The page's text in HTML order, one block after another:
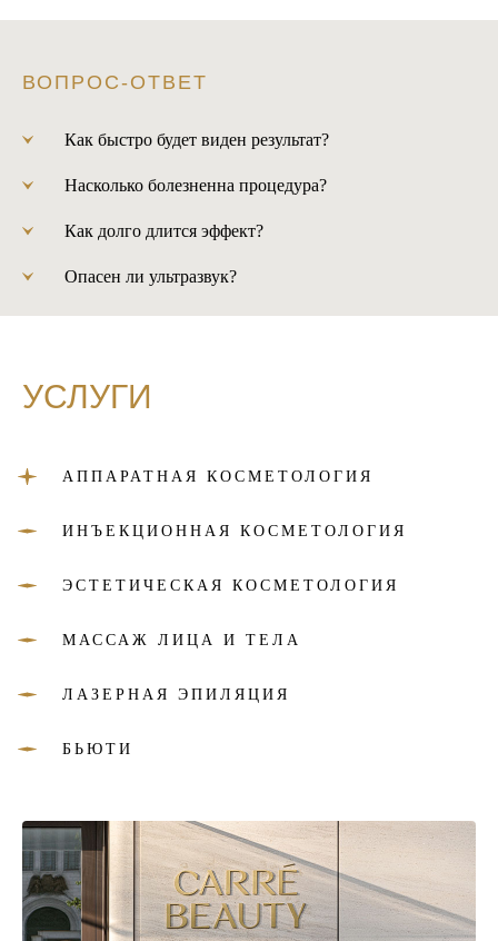
ВОПРОС-ОТВЕТ
Как быстро будет виден результат?
Насколько болезненна процедура?
Как долго длится эффект?
Опасен ли ультразвук?
УСЛУГИ
АППАРАТНАЯ КОСМЕТОЛОГИЯ
ИНЪЕКЦИОННАЯ КОСМЕТОЛОГИЯ
ЭСТЕТИЧЕСКАЯ КОСМЕТОЛОГИЯ
МАССАЖ ЛИЦА И ТЕЛА
ЛАЗЕРНАЯ ЭПИЛЯЦИЯ
БЬЮТИ